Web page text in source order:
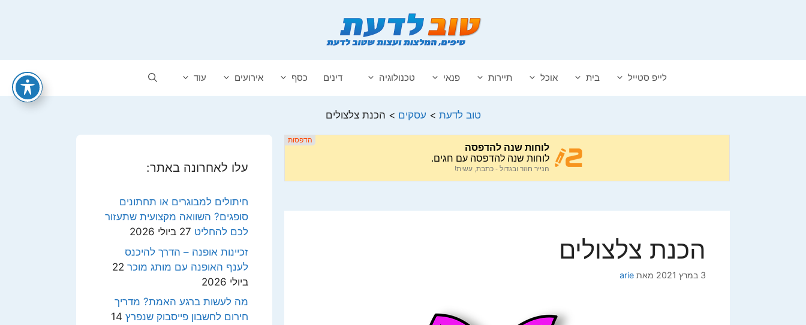
לייפ סטייל בית אוכל תיירות פנאי טכנולוגיה דינים כסף אירועים עוד
טוב לדעת > עסקים > הכנת צלצולים
הכנת צלצולים
3 במרץ 2021 מאת arie
עלו לאחרונה באתר:
חיתולים למבוגרים או תחתונים
סופגים? השוואה מקצועית שתעזור
לכם להחליט 27 ביולי 2026
זכיינות אופנה – הדרך להיכנס
לענף האופנה עם מותג מוכר 22
ביולי 2026
מה לעשות ברגע האמת? מדריך
חירום לחשבון פייסבוק שנפרץ 14